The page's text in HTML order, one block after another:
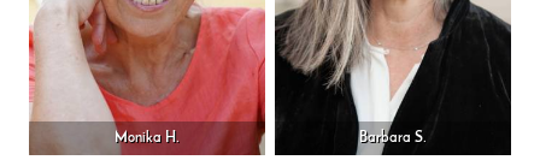
Monika H. Barbara S.